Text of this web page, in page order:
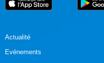
Actualité
Evénements